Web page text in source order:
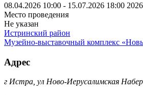
08.04.2026 10:00 - 15.07.2026 18:00
Место проведения
Не указан
Истринский район
Музейно-выставочный комплекс
Адрес
г Истра, ул Ново-Иерусалимская